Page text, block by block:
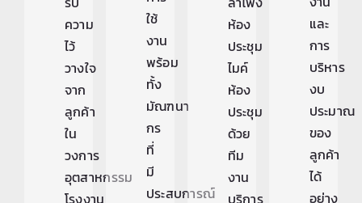
ความ
ไว้
วางใจ
จาก
ลูกค้า
ใน
วงการ
อุตสาหกรรม
โรงงาน
ใช้
งาน
พร้อม
ทั้ง
มัณฑนา
กร
ที่
มี
ประสบการณ์
ห้อง
ประชุม
ไมค์
ห้อง
ประชุม
ด้วย
ทีม
งาน
และ
การ
บริหาร
งบ
ประมาณ
ของ
ลูกค้า
ได้
อย่าง